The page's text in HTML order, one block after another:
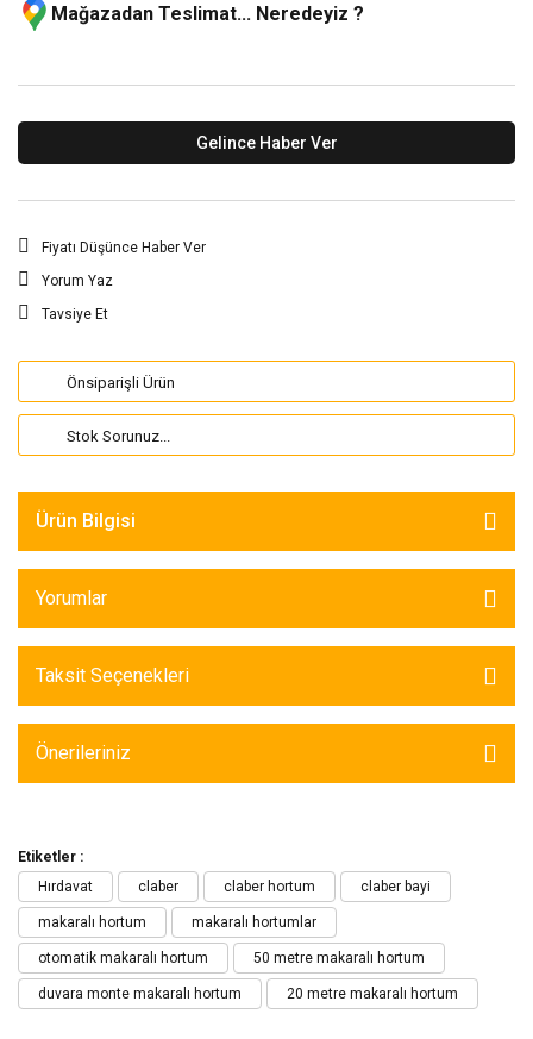
Mağazadan Teslimat... Neredeyiz ?
Gelince Haber Ver
Fiyatı Düşünce Haber Ver
Yorum Yaz
Tavsiye Et
Önsiparişli Ürün
Stok Sorunuz...
Ürün Bilgisi
Yorumlar
Taksit Seçenekleri
Önerileriniz
Etiketler :
Hırdavat
claber claber hortum claber bayi
makaralı hortum makaralı hortumlar
otomatik makaralı hortum 50 metre makaralı hortum
duvara monte makaralı hortum 20 metre makaralı hortum